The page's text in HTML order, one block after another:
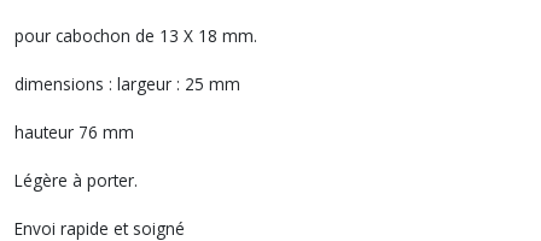
pour cabochon de 13 X 18 mm.
dimensions : largeur : 25 mm
hauteur 76 mm
Légère à porter.
Envoi rapide et soigné